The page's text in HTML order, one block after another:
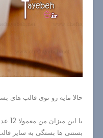
حالا مایه رو توی قالب های
با
بستنی ها بستگی به سایز